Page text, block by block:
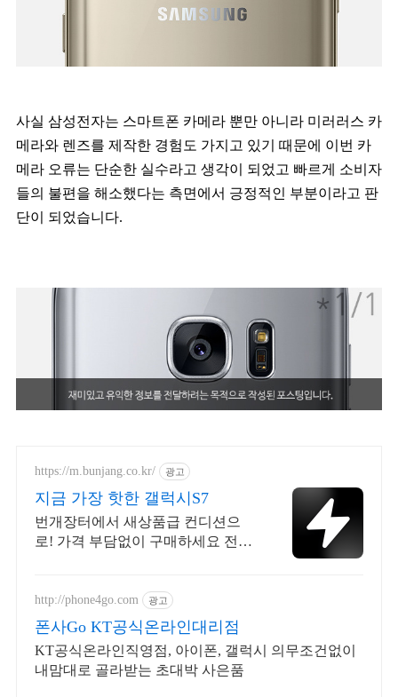
사실 삼성전자는 스마트폰 카메라 뿐만 아니라 미러러스 카
메라와 렌즈를 제작한 경험도 가지고 있기 때문에 이번 카
메라 오류는 단순한 실수라고 생각이 되었고 빠르게 소비자
들의 불편을 해소했다는 측면에서 긍정적인 부분이라고 판
단이 되었습니다.
https://m.bunjang.co.kr/ 광고
지금 가장 핫한 갤럭시S7
번개장터에서 새상품급 컨디션으
로! 가격 부담없이 구매하세요 전국
업로드
http://phone4go.com 광고
폰사Go KT공식온라인대리점
KT공식온라인직영점, 아이폰, 갤럭시 의무조건없이
내맘대로 골라받는 초대박 사은품